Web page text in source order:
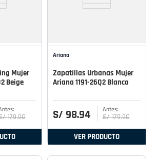
Mujer
Beige
179.90
Ariana
Zapatillas Urbanas Mujer
Ariana 1191-26Q2 Blanco
S/ 98.94 S/ 179.90
VER PRODUCTO